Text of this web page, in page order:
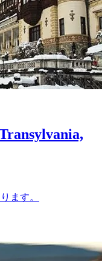
ます。